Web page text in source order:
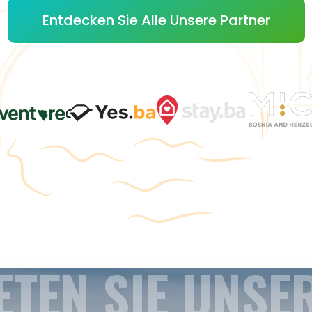
Entdecken Sie Alle Unsere Partner
SIE